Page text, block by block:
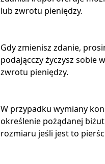
lub zwrotu pieniędzy.
Gdy zmienisz zdanie,
podającczy życzysz sobie
zwrotu pieniędzy.
W przypadku wymiany
określenie pożądanej
rozmiaru jeśli jest to